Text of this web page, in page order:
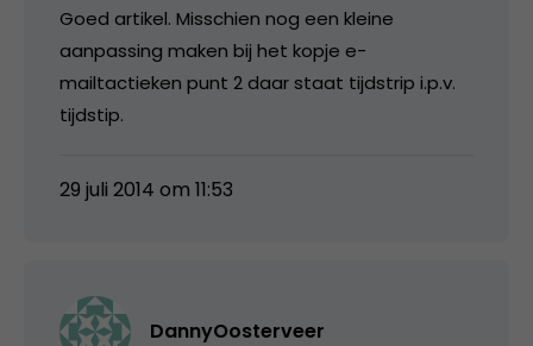
Goed artikel. Misschien nog een kleine
aanpassing maken bij het kopje e-
mailtactieken punt 2 daar staat tijdstrip i.p.v.
tijdstip.
29 juli 2014 om 11:53
DannyOosterveer